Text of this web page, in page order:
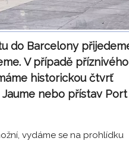
do Barcelony
V případě příznivého
historickou čtvrť
nebo přístav Port
vydáme se na prohlídku